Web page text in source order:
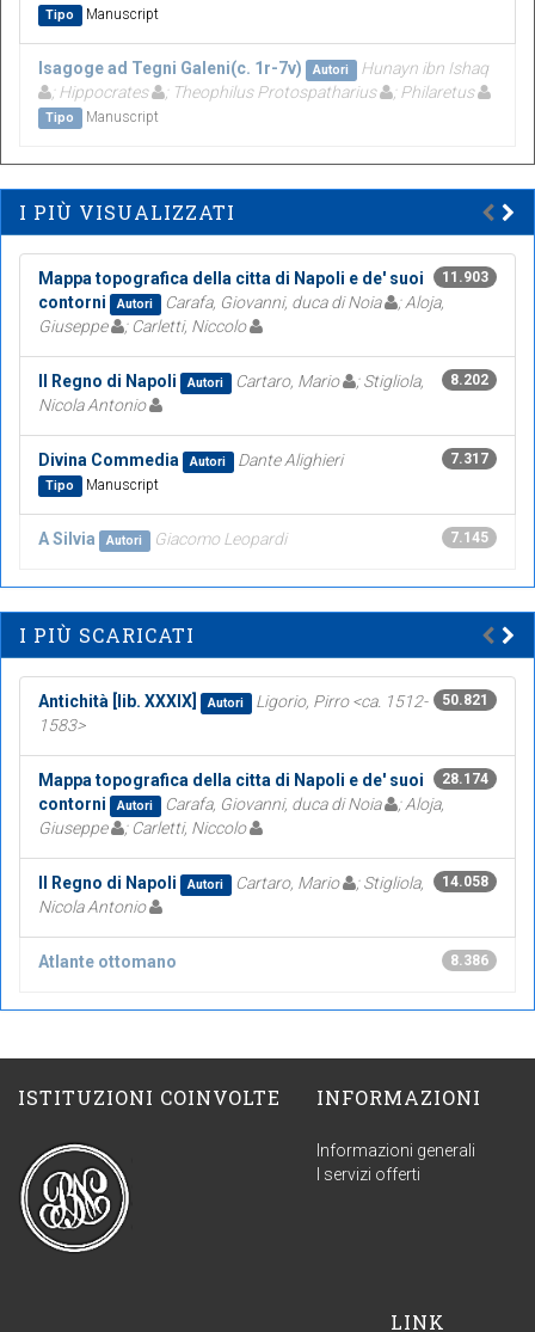
Tipo Manuscript
Isagoge ad Tegni Galeni(c. 1r-7v) Autori
Hunayn ibn Ishaq
; Hippocrates
; Theophilus Protospatharius ; Philaretus
Tipo Manuscript
I PIÙ VISUALIZZATI
11.903
Mappa topografica della citta di Napoli e de' suoi
contorni
Autori Carafa, Giovanni, duca di Noia
; Aloja,
Giuseppe
; Carletti, Niccolo
8.202
Il Regno di Napoli Autori Cartaro, Mario
; Stigliola,
Nicola Antonio
7.317
Divina Commedia Autori Dante Alighieri
Tipo Manuscript
7.145
A Silvia Autori Giacomo Leopardi
I PIÙ SCARICATI
50.821
Antichità [lib. XXXIX] Autori
Ligorio, Pirro <ca. 1512-
1583>
28.174
Mappa topografica della citta di Napoli e de' suoi
contorni
Autori Carafa, Giovanni, duca di Noia
; Aloja,
Giuseppe
; Carletti, Niccolo
14.058
Il Regno di Napoli Autori Cartaro, Mario
; Stigliola,
Nicola Antonio
8.386
Atlante ottomano
ISTITUZIONI COINVOLTE INFORMAZIONI
Informazioni generali
I servizi offerti
LINK